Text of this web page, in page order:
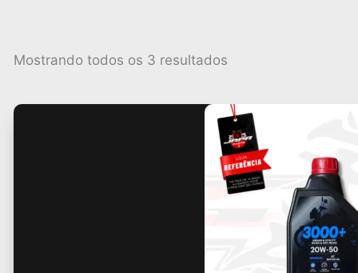
Mostrando todos os 3 resultados
popularidade